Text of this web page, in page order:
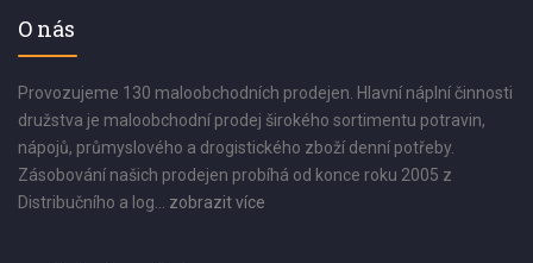
O nás
Provozujeme 130 maloobchodních prodejen. Hlavní náplní činnosti
družstva je maloobchodní prodej širokého sortimentu potravin,
nápojů, průmyslového a drogistického zboží denní potřeby.
Zásobování našich prodejen probíhá od konce roku 2005 z
Distribučního a log... zobrazit více